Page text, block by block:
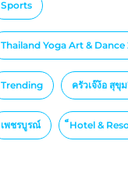
Sports
Thailand Yoga Art & Dance
Trending ครัวเจ๊ง้อ สุขุ
เพชรบูรณ์ Hotel &